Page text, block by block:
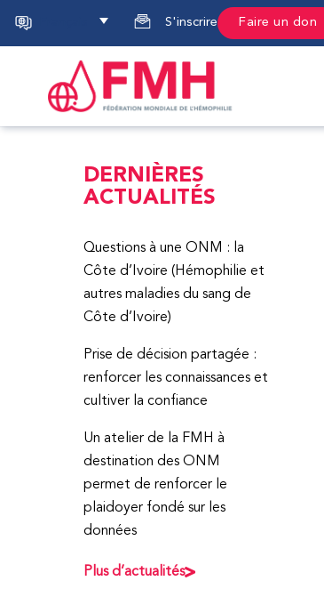
S'inscrire Faire un don
DERNIÈRES
ACTUALITÉS
Questions à une ONM : la
Côte d’Ivoire (Hémophilie et
autres maladies du sang de
Côte d’Ivoire)
Prise de décision partagée :
renforcer les connaissances et
cultiver la confiance
Un atelier de la FMH à
destination des ONM
permet de renforcer le
plaidoyer fondé sur les
données
Plus d’actualités